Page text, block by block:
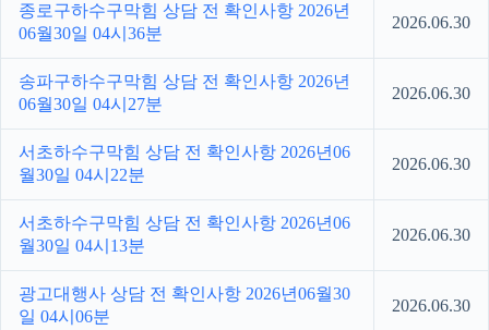
종로구하수구막힘 상담 전 확인사항 2026년
06월30일 04시36분
2026.06.30
송파구하수구막힘 상담 전 확인사항 2026년
06월30일 04시27분
2026.06.30
서초하수구막힘 상담 전 확인사항 2026년06
월30일 04시22분
2026.06.30
서초하수구막힘 상담 전 확인사항 2026년06
월30일 04시13분
2026.06.30
광고대행사 상담 전 확인사항 2026년06월30
일 04시06분
2026.06.30